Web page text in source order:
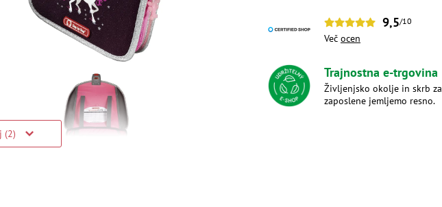
(2)
9,5/10
Več ocen
Trajnostna e-trgovina
Življenjsko okolje in skrb za
zaposlene jemljemo resno.